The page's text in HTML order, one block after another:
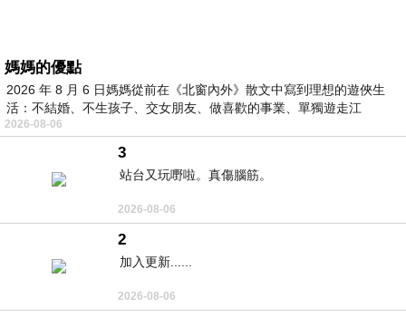
媽媽的優點
2026 年 8 月 6 日媽媽從前在《北窗內外》散文中寫到理想的遊俠生
活：不結婚、不生孩子、交女朋友、做喜歡的事業、單獨遊走江
湖⋯⋯，
2026-08-06
3
站台又玩嘢啦。真傷腦筋。
2026-08-06
2
加入更新......
2026-08-06